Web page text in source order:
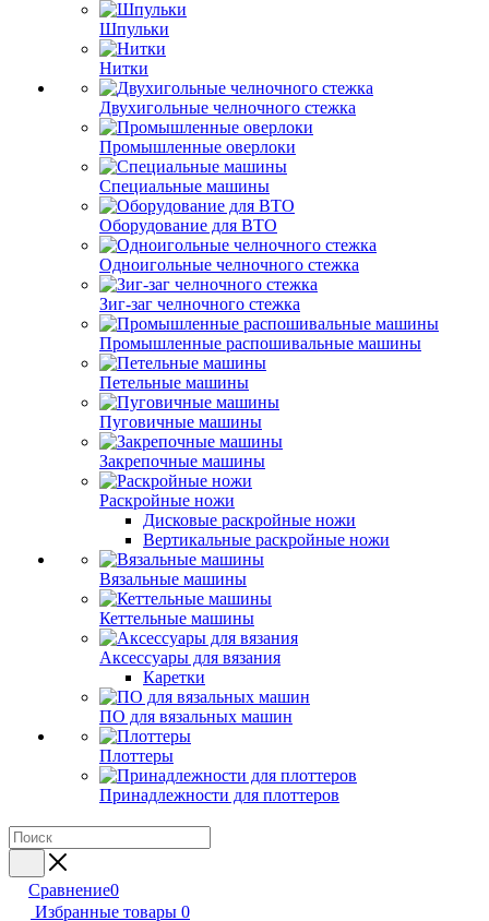
Шпульки
Нитки
Двухигольные челночного стежка
Промышленные оверлоки
Специальные машины
Оборудование для ВТО
Одноигольные челночного стежка
Зиг-заг челночного стежка
Промышленные распошивальные машины
Петельные машины
Пуговичные машины
Закрепочные машины
Раскройные ножи
Дисковые раскройные ножи
Вертикальные раскройные ножи
Вязальные машины
Кеттельные машины
Аксессуары для вязания
Каретки
ПО для вязальных машин
Плоттеры
Принадлежности для плоттеров
Сравнение0
Избранные товары 0